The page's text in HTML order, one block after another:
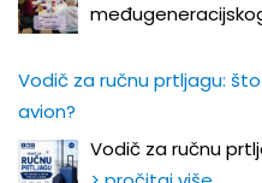
Vodič za ručnu prtljagu:
avion?
Vodič za ručnu